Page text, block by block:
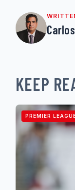
KEEP
PREMIER